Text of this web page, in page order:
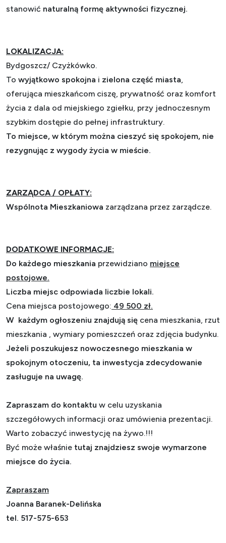
stanowić naturalną formę aktywności fizycznej.
LOKALIZACJA:
Bydgoszcz/ Czyżkówko.
To wyjątkowo spokojna i zielona część miasta
oferująca mieszkańcom ciszę, prywatność oraz komfort
życia z dala od miejskiego zgiełku, przy jednoczesnym
szybkim dostępie do pełnej infrastruktury.
To miejsce, w którym można cieszyć się spokojem, nie
rezygnując z wygody życia w mieście.
ZARZĄDCA / OPŁATY:
Wspólnota Mieszkaniowa zarządzana przez zarządcze.
DODATKOWE INFORMACJE:
Do każdego mieszkania przewidziano miejsce
postojowe.
Liczba miejsc odpowiada liczbie lokali.
Cena miejsca postojowego: 49 500 zł.
W każdym ogłoszeniu znajdują się cena mieszkania, rzut
mieszkania , wymiary pomieszczeń oraz zdjęcia budynku.
Jeżeli poszukujesz nowoczesnego mieszkania w
spokojnym otoczeniu, ta inwestycja zdecydowanie
zasługuje na uwagę.
Zapraszam do kontaktu w celu uzyskania
szczegółowych informacji oraz umówienia prezentacji.
Warto zobaczyć inwestycję na żywo.!!!
Być może właśnie tutaj znajdziesz swoje wymarzone
miejsce do życia.
Zapraszam
Joanna Baranek-Delińska
tel. 517-575-653